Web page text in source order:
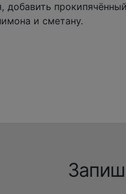
добавить
и сметану.